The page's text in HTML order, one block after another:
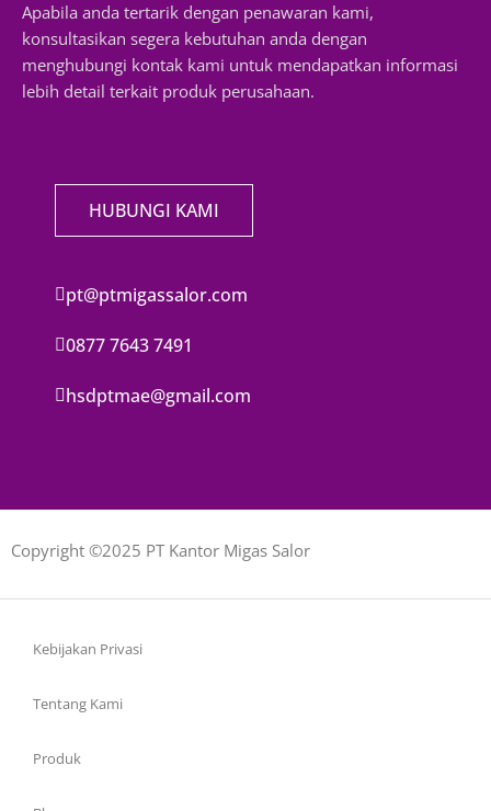
Apabila anda tertarik dengan penawaran kami,
konsultasikan segera kebutuhan anda dengan
menghubungi kontak kami untuk mendapatkan informasi
lebih detail terkait produk perusahaan.
HUBUNGI KAMI
pt@ptmigassalor.com
0877 7643 7491
hsdptmae@gmail.com
Copyright ©2025 PT Kantor Migas Salor
Kebijakan Privasi
Tentang Kami
Produk